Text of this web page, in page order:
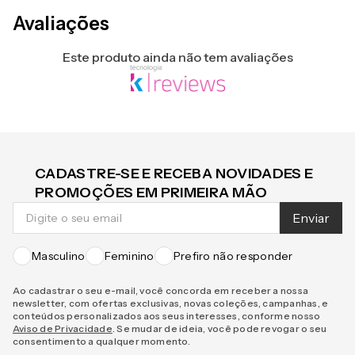
Avaliações
Este produto ainda não tem avaliações
CADASTRE-SE E RECEBA NOVIDADES E
PROMOÇÕES EM PRIMEIRA MÃO
Enviar
Masculino Feminino Prefiro não responder
Ao cadastrar o seu e-mail, você concorda em receber a nossa
newsletter, com ofertas exclusivas, novas coleções, campanhas, e
conteúdos personalizados aos seus interesses, conforme nosso
Aviso de Privacidade . Se mudar de ideia, você pode revogar o seu
consentimento a qualquer momento.